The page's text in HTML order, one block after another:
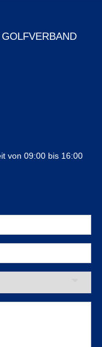
von 09:00 bis 16:00